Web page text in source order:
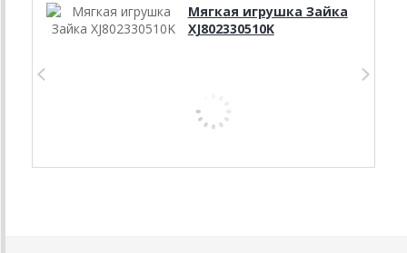
Мягкая игрушка Зайка
XJ802330510K